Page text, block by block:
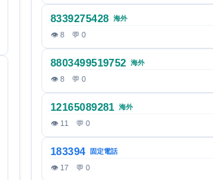
8339275428 海外
👁 8 💬 0
8803499519752 海外
👁 8 💬 0
12165089281 海外
👁 11 💬 0
183394 固定電話
👁 17 💬 0